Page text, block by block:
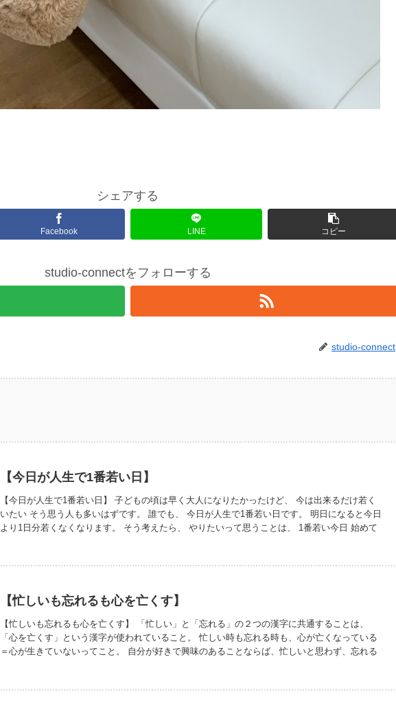
シェアする
Facebook LINE コピー
studio-connectをフォローする
studio-connect
【今日が人生で1番若い日】
【今日が人生で1番若い日】 子どもの頃は早く大人になりたかったけど、 今は出来るだけ若く
いたい そう思う人も多いはずです。 誰でも、 今日が人生で1番若い日です。 明日になると今日
より1日分若くなくなります。 そう考えたら、 やりたいって思うことは、 1番若い今日 始めて
しまいますよ。 やってみて問題があったら、その時に考える。 とにかくやってみる そんな考
スタジオのバラです。 今日と明日のお休みの間に咲いちゃいますね。 バラの名は 「ル・タ
ン・デ・スリーズ」 深みのある赤紫色が珍しいです。
【忙しいも忘れるも心を亡くす】
【忙しいも忘れるも心を亡くす】 「忙しい」と「忘れる」の２つの漢字に共通することは、
「心を亡くす」という漢字が使われていること。 忙しい時も忘れる時も、心が亡くなっている
＝心が生きていないってこと。 自分が好きで興味のあることならば、忙しいと思わず、忘れる
ジティブに、積極的に、能動的に取り組めるといいよね。 昨日と今日のブログ 【音楽は聞く？